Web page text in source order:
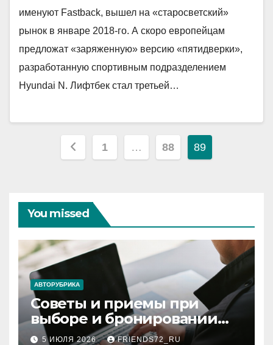
именуют Fastback, вышел на «старосветский»
рынок в январе 2018-го. А скоро европейцам
предложат «заряженную» версию «пятидверки»,
разработанную спортивным подразделением
Hyundai N. Лифтбек стал третьей…
Пагинация
1 … 88 89
You missed
АВТОРУБРИКА
Советы и приемы при
выборе и бронировании
авиабилетов
5 ИЮЛЯ 2026 FRIENDS72_RU